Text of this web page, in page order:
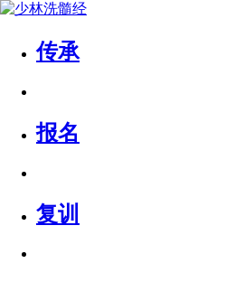
传承
报名
复训